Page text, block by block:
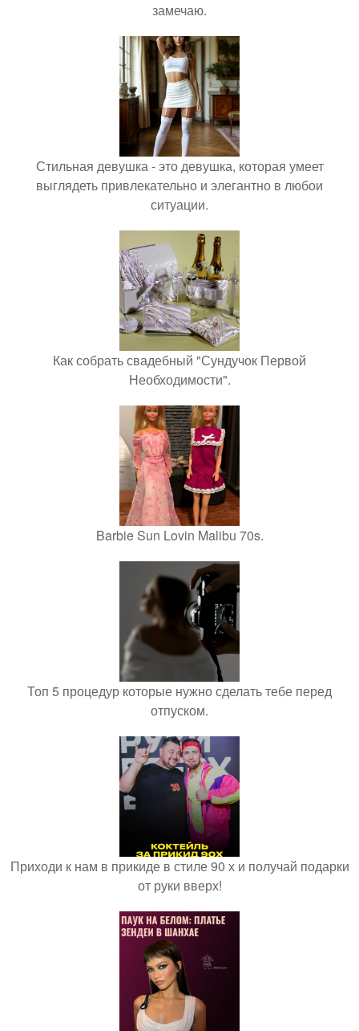
замечаю.
Стильная девушка - это девушка, которая умеет
выглядеть привлекательно и элегантно в любои
ситуации.
Как собрать свадебный "Сундучок Первой
Необходимости".
Barbie Sun Lovin Malibu 70s.
Топ 5 процедур которые нужно сделать тебе перед
отпуском.
Приходи к нам в прикиде в стиле 90 х и получай подарки
от руки вверх!